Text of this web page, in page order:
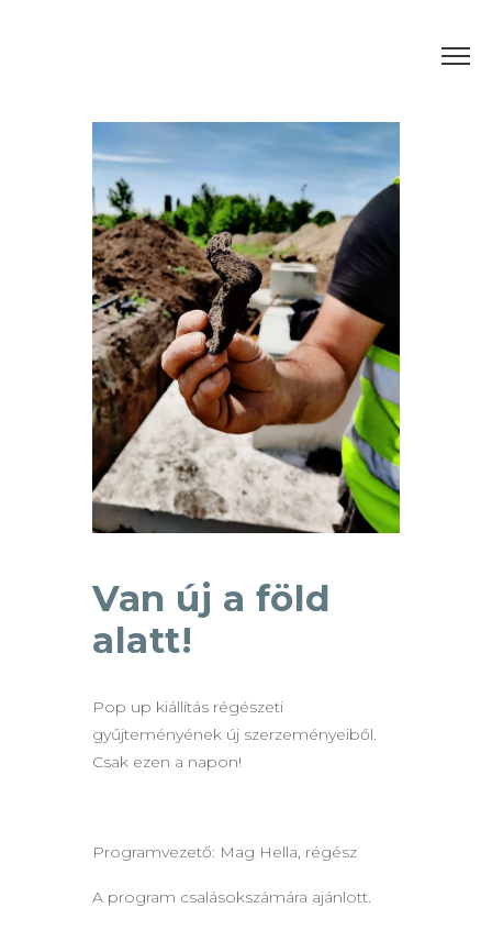
Van új a föld
alatt!
Pop up kiállítás régészeti
gyűjteményének új szerzeményeiből.
Csak ezen a napon!
Programvezető: Mag Hella, régész
A program csalásokszámára ajánlott.